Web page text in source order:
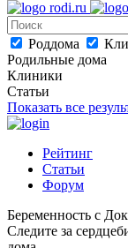
Роддома
Родильные дома
Клиники
Статьи
Показать все
Рейтинг
Статьи
Форум
Беременность с
Следите за